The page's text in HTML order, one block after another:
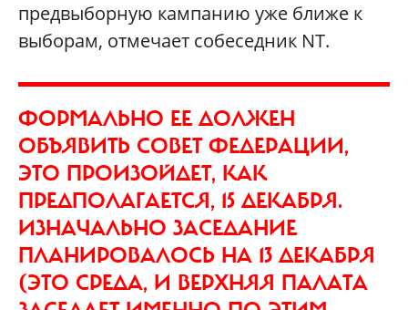
предвыборную кампанию уже ближе к
выборам, отмечает собеседник NT.
ФОРМАЛЬНО ЕЕ ДОЛЖЕН
ОБЪЯВИТЬ СОВЕТ ФЕДЕРАЦИИ,
ЭТО ПРОИЗОЙДЕТ, КАК
ПРЕДПОЛАГАЕТСЯ, 15 ДЕКАБРЯ.
ИЗНАЧАЛЬНО ЗАСЕДАНИЕ
ПЛАНИРОВАЛОСЬ НА 13 ДЕКАБРЯ
(ЭТО СРЕДА, И ВЕРХНЯЯ ПАЛАТА